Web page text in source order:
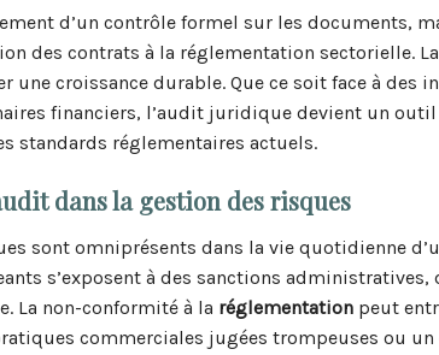
d’un contrôle formel sur les documents,
des contrats à la réglementation sectorielle.
une croissance durable. Que ce soit face à des
financiers, l’audit juridique devient un
standards réglementaires actuels.
dans la gestion des risques
sont omniprésents dans la vie quotidienne
s’exposent à des sanctions
La non-conformité à la réglementation peut
commerciales jugées trompeuses ou